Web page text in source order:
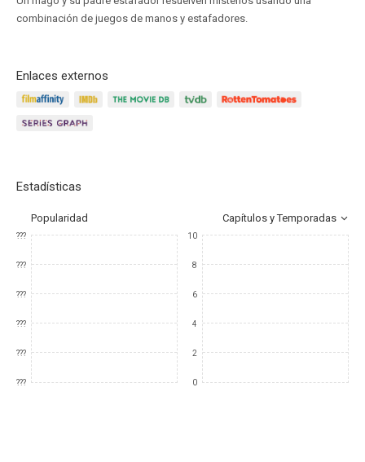
combinación de juegos de manos y estafadores.
Enlaces externos
Estadísticas
Popularidad Capítulos y Temporadas
???
???
???
???
???
???
10
8
6
4
2
0